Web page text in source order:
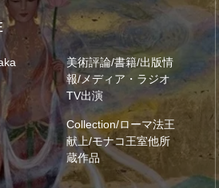
美術評論/書籍/出版情
報/メディア・ラジオ
TV出演
Collection/ローマ法王
献上/モナコ王室他所
蔵作品